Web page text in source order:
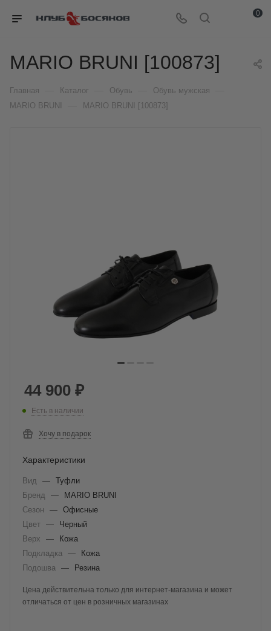
0
MARIO BRUNI [100873]
Главная Каталог Обувь Обувь мужская
MARIO BRUNI MARIO BRUNI [100873]
44 900 ₽
Есть в наличии
Хочу в подарок
Характеристики
Вид — Туфли
Бренд
—
MARIO BRUNI
Сезон
— Офисные
Цвет —
Черный
Верх
—
Кожа
Подкладка
—
Кожа
Подошва
— Резина
Цена действительна только для интернет-магазина и может
отличаться от цен в розничных магазинах